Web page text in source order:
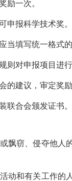
励一次。
申报科学技术奖。
当填写统一格式
则对申报项目进
的建议，审定奖
联合会颁发证书。
飘窃、侵夺他人
动和有关工作的